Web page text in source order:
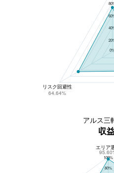
リスク回避性
64.64%
アルス三
収
アルス三軒茶屋の収益性
100%
80%
エリア